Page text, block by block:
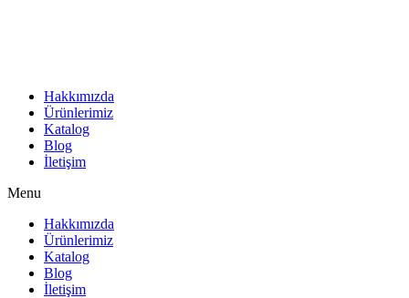
Hakkımızda
Ürünlerimiz
Katalog
Blog
İletişim
Menu
Hakkımızda
Ürünlerimiz
Katalog
Blog
İletişim